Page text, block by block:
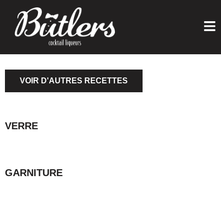
VOIR D'AUTRES RECETTES
VERRE
GARNITURE